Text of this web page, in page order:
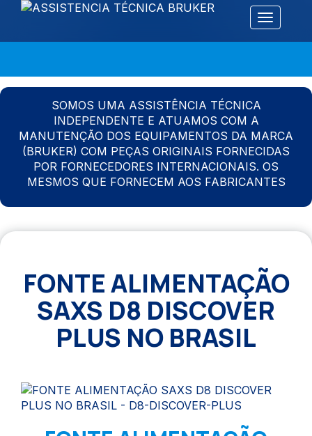
Alternar
SOMOS UMA ASSISTÊNCIA TÉCNICA
INDEPENDENTE E ATUAMOS COM A
MANUTENÇÃO DOS EQUIPAMENTOS DA MARCA
(BRUKER) COM PEÇAS ORIGINAIS FORNECIDAS
POR FORNECEDORES INTERNACIONAIS. OS
MESMOS QUE FORNECEM AOS FABRICANTES
FONTE ALIMENTAÇÃO
SAXS D8 DISCOVER
PLUS NO BRASIL